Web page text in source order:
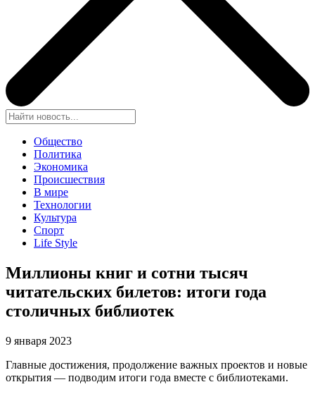
Общество
Политика
Экономика
Происшествия
В мире
Технологии
Культура
Спорт
Life Style
Миллионы книг и сотни тысяч
читательских билетов: итоги года
столичных библиотек
9 января 2023
Главные достижения, продолжение важных проектов и новые
открытия — подводим итоги года вместе с библиотеками.